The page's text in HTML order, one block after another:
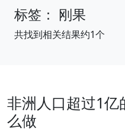
标签： 刚果
共找到相关结果约1个
非洲人口超过1
么做